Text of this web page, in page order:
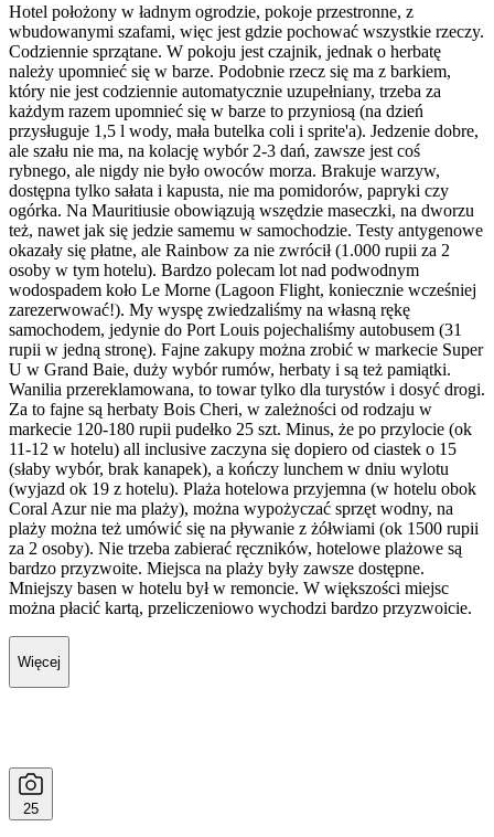
Hotel położony w ładnym ogrodzie, pokoje przestronne, z
wbudowanymi szafami, więc jest gdzie pochować wszystkie rzeczy.
Codziennie sprzątane. W pokoju jest czajnik, jednak o herbatę
należy upomnieć się w barze. Podobnie rzecz się ma z barkiem,
który nie jest codziennie automatycznie uzupełniany, trzeba za
każdym razem upomnieć się w barze to przyniosą (na dzień
przysługuje 1,5 l wody, mała butelka coli i sprite'a). Jedzenie dobre,
ale szału nie ma, na kolację wybór 2-3 dań, zawsze jest coś
rybnego, ale nigdy nie było owoców morza. Brakuje warzyw,
dostępna tylko sałata i kapusta, nie ma pomidorów, papryki czy
ogórka. Na Mauritiusie obowiązują wszędzie maseczki, na dworzu
też, nawet jak się jedzie samemu w samochodzie. Testy antygenowe
okazały się płatne, ale Rainbow za nie zwrócił (1.000 rupii za 2
osoby w tym hotelu). Bardzo polecam lot nad podwodnym
wodospadem koło Le Morne (Lagoon Flight, koniecznie wcześniej
zarezerwować!). My wyspę zwiedzaliśmy na własną rękę
samochodem, jedynie do Port Louis pojechaliśmy autobusem (31
rupii w jedną stronę). Fajne zakupy można zrobić w markecie Super
U w Grand Baie, duży wybór rumów, herbaty i są też pamiątki.
Wanilia przereklamowana, to towar tylko dla turystów i dosyć drogi.
Za to fajne są herbaty Bois Cheri, w zależności od rodzaju w
markecie 120-180 rupii pudełko 25 szt. Minus, że po przylocie (ok
11-12 w hotelu) all inclusive zaczyna się dopiero od ciastek o 15
(słaby wybór, brak kanapek), a kończy lunchem w dniu wylotu
(wyjazd ok 19 z hotelu). Plaża hotelowa przyjemna (w hotelu obok
Coral Azur nie ma plaży), można wypożyczać sprzęt wodny, na
plaży można też umówić się na pływanie z żółwiami (ok 1500 rupii
za 2 osoby). Nie trzeba zabierać ręczników, hotelowe plażowe są
bardzo przyzwoite. Miejsca na plaży były zawsze dostępne.
Mniejszy basen w hotelu był w remoncie. W większości miejsc
można płacić kartą, przeliczeniowo wychodzi bardzo przyzwoicie.
Więcej
25